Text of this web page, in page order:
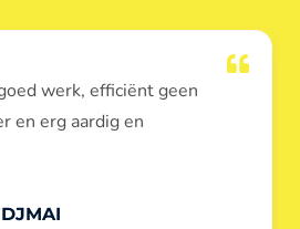
van wc, werd
door de loodgieters
janssens.